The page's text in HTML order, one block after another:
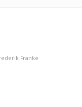
Franke